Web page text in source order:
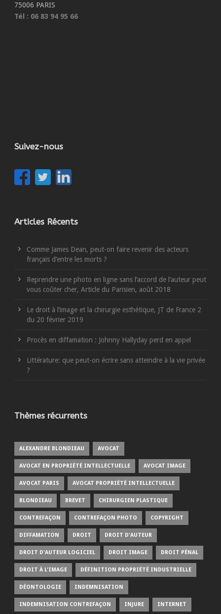
75006 PARIS
Tél : 06 83 94 95 66
Suivez-nous
Articles Récents
Comme James Dean, peut-on faire revenir des acteurs
français d’entre les morts ?
Reprendre une photo en ligne sans l’accord de l’auteur peut
vous coûter cher, Article du Parisien, août 2018
Le droit à l’image et la chirurgie esthétique, JT de France 2
du 20 février 2019
Procès en diffamation : Johnny Hallyday perd en appel
Littérature: que peut-on écrire sans atteindre à la vie privée
?
Thèmes récurrents
ALEXANDRE BLONDIEAU AVOCAT
AVOCAT EN PROPRIÉTÉ INTELLECTUELLE AVOCAT IMAGE
AVOCAT PARIS AVOCAT PROPRIÉTÉ INTELLECTUELLE
BLONDIEAU BREVET CHIRURGIEN PLASTIQUE
CONTREFAÇON CONTREFAÇON PHOTO COPYRIGHT
DIFFAMATION DROIT DROIT D'AUTEUR
DROIT D'AUTEUR LOGICIEL DROIT IMAGE DROIT PÉNAL
DROIT À L'IMAGE DÉFINITION PROPRIÉTÉ INDUSTRIELLE
DÉONTOLOGIE INDEMNISATION
INDEMNISATION CONTREFAÇON INJURE INTERNET